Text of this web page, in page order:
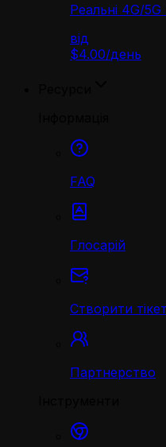
Реальні 4G/
від
$4.00/день
FAQ
Глосарій
Створити тікет
Партнерство